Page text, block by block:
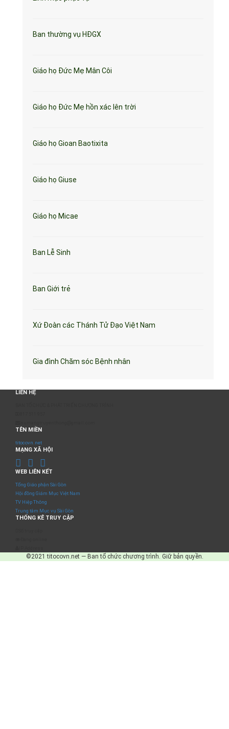
Ban thường vụ HĐGX
Giáo họ Đức Mẹ Mân Côi
Giáo họ Đức Mẹ hồn xác lên trời
Giáo họ Gioan Baotixita
Giáo họ Giuse
Giáo họ Micae
Ban Lễ Sinh
Ban Giới trẻ
Xứ Đoàn các Thánh Tử Đạo Việt Nam
Gia đình Chăm sóc Bệnh nhân
LIÊN HỆ
TÊN MIỀN
titocovn.net
MẠNG XÃ HỘI
WEB LIÊN KẾT
Tổng Giáo phận Sài Gòn
Hội đồng Giám Mục Việt Nam
TV Hiệp Thông
Trung tâm Mục vụ Sài Gòn
THỐNG KÊ TRUY CẬP
©2021 titocovn.net — Ban tổ chức chương trình. Giữ bản quyền.